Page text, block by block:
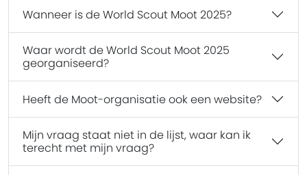
Wanneer is de World Scout Moot 2025?
Waar wordt de World Scout Moot 2025
georganiseerd?
Heeft de Moot-organisatie ook een website?
Mijn vraag staat niet in de lijst, waar kan ik
terecht met mijn vraag?